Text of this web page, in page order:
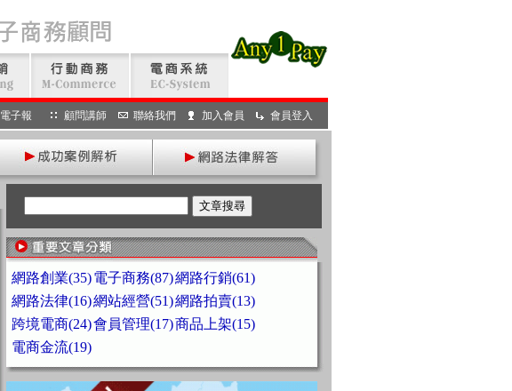
電子報 顧問講師 聯絡我們 加入會員 會員登入
網路創業(35) 電子商務(87)網路行銷(61)
網路法律(16)網站經營(51)網路拍賣(13)
跨境電商(24)會員管理(17)商品上架(15)
電商金流(19)